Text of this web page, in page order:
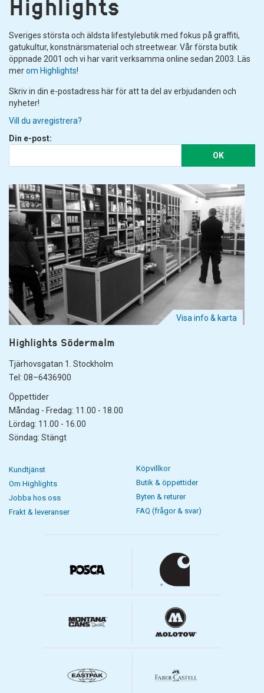
Highlights
Sveriges största och äldsta lifestylebutik med fokus på graffiti,
gatukultur, konstnärsmaterial och streetwear. Vår första butik
öppnade 2001 och vi har varit verksamma online sedan 2003. Läs
merom Highlights!
Skriv in din e-postadress här för att ta del av erbjudanden och
nyheter!
Vill du avregistrera?
Din e-post:
OK
Visa info & karta
Highlights Södermalm
Tjärhovsgatan 1. Stockholm
Tel: 08–6436900
Öppettider
Måndag - Fredag: 11.00 - 18.00
Lördag: 11.00 - 16.00
Söndag: Stängt
Kundtjänst
Om Highlights
Jobba hos oss
Frakt & leveranser
Köpvillkor
Butik & öppettider
Byten & returer
FAQ (frågor & svar)